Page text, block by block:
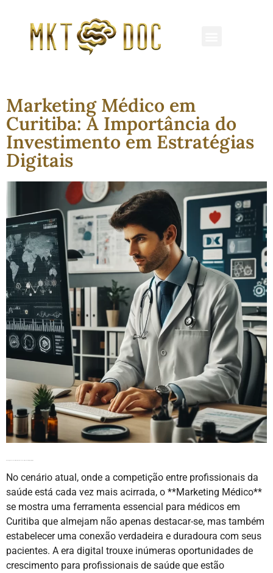
Marketing Médico em
Curitiba: A Importância do
Investimento em Estratégias
Digitais
No cenário atual, onde a competição entre profissionais da
saúde está cada vez mais acirrada, o **Marketing Médico**
se mostra uma ferramenta essencial para médicos em
Curitiba que almejam não apenas destacar-se, mas também
estabelecer uma conexão verdadeira e duradoura com seus
pacientes. A era digital trouxe inúmeras oportunidades de
crescimento para profissionais de saúde que estão